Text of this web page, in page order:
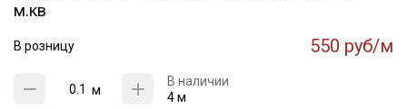
м.кв
В розницу 550 руб/м
м
В наличии
4 м